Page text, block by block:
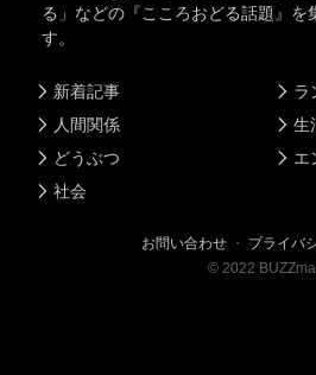
る」などの『こころおどる話題』を
す。
新着記事
人間関係
どうぶつ
社会
ラ
生
エ
お問い合わせ ・ プライバ
© 2022